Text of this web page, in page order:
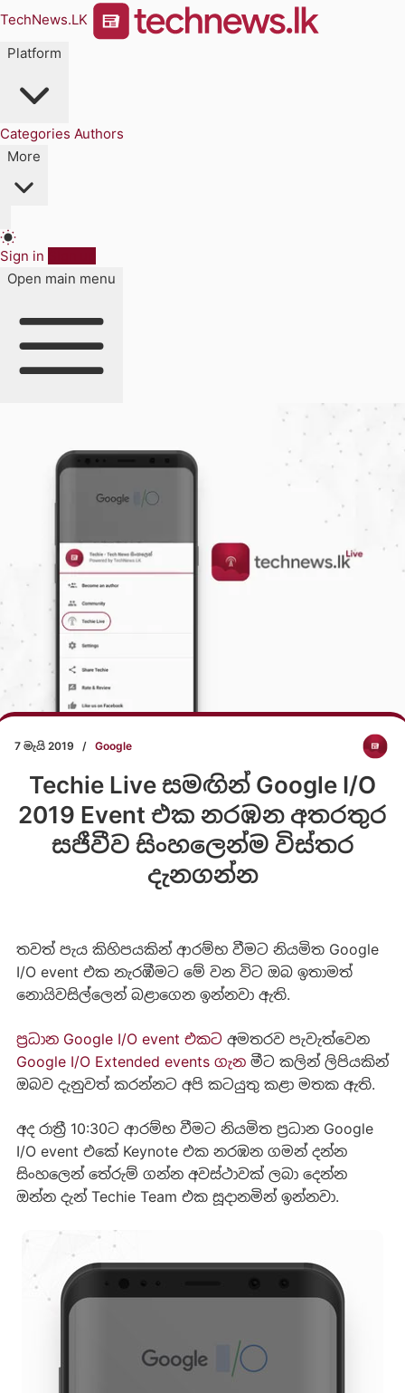
TechNews.LK
Platform
Categories Authors
More
Sign in
Open main menu
7 මැයි 2019 / Google
Techie Live සමඟින් Google I/O
2019 Event එක නරඹන අතරතුර
සජීවීව සිංහලෙන්ම විස්තර
දැනගන්න
තවත් පැය කිහිපයකින් ආරම්භ වීමට නියමිත Google
I/O event එක නැරඹීමට මේ වන විට ඔබ ඉතාමත්
නොයිවසිල්ලෙන් බළාගෙන ඉන්නවා ඇති.
ප්‍රධාන Google I/O event එකට අමතරව පැවැත්වෙන
Google I/O Extended events ගැනමීට කලින් ලිපියකින්
ඔබව දැනුවත් කරන්නට අපි කටයුතු කළා මතක ඇති.
අද රාත්‍රී 10:30ට ආරම්භ වීමට නියමිත ප්‍රධාන Google
I/O event එකේ Keynote එක නරඹන ගමන් දන්න
සිංහලෙන් තේරුම් ගන්න අවස්ථාවක් ලබා දෙන්න
ඔන්න දැන් Techie Team එක සූදානමින් ඉන්නවා.